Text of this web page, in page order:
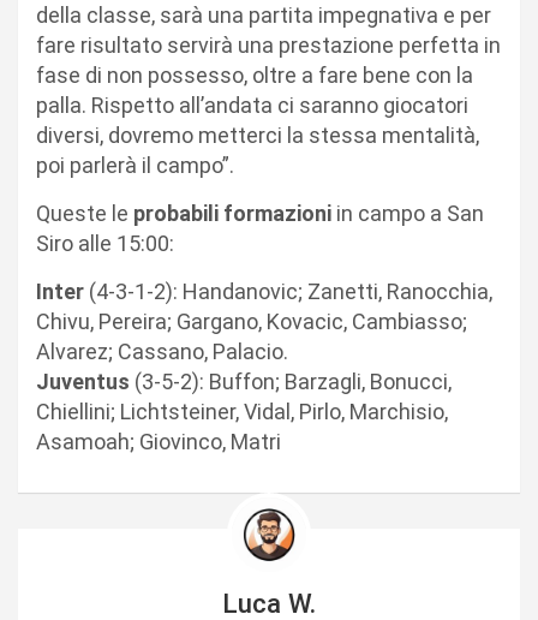
della classe, sarà una partita impegnativa e per
fare risultato servirà una prestazione perfetta in
fase di non possesso, oltre a fare bene con la
palla. Rispetto all’andata ci saranno giocatori
diversi, dovremo metterci la stessa mentalità,
poi parlerà il campo”.
Queste le probabili formazioni in campo a San
Siro alle 15:00:
Inter (4-3-1-2): Handanovic; Zanetti, Ranocchia,
Chivu, Pereira; Gargano, Kovacic, Cambiasso;
Alvarez; Cassano, Palacio.
Juventus (3-5-2): Buffon; Barzagli, Bonucci,
Chiellini; Lichtsteiner, Vidal, Pirlo, Marchisio,
Asamoah; Giovinco, Matri
Luca W.